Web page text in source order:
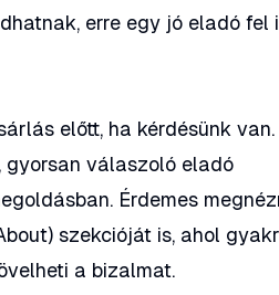
erre egy jó eladó fel
előtt, ha kérdésünk van.
gyorsan válaszoló eladó
Érdemes
szekcióját is, ahol
a bizalmat.